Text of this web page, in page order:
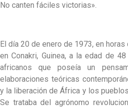
No canten fáciles victorias».
El día 20 de enero de 1973, en
en Conakri, Guinea, a la edad de
africanos que poseía un
elaboraciones teóricas
y la liberación de África y los
Se trataba del agrónomo